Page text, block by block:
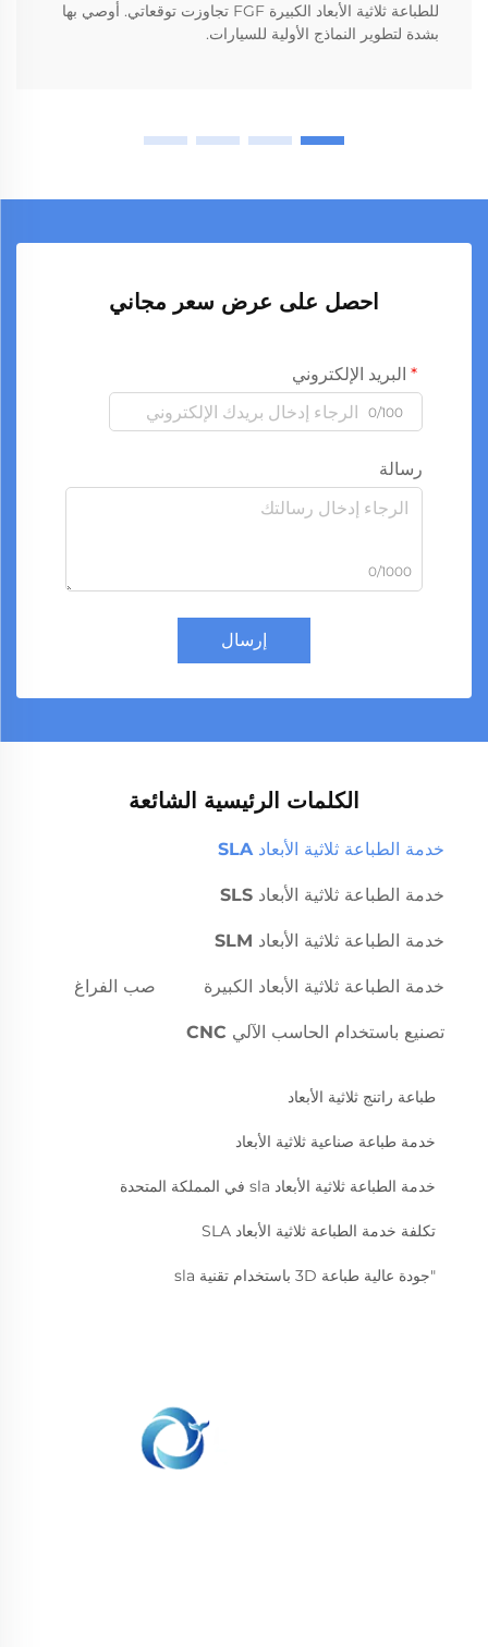
للطباعة ثلاثية الأبعاد الكبيرة FGF تجاوزت توقعاتي. أوصي بها
بشدة لتطوير النماذج الأولية للسيارات.
احصل على عرض سعر مجاني
البريد الإلكتروني
0/100
رسالة
0/1000
إرسال
الكلمات الرئيسية الشائعة
خدمة الطباعة ثلاثية الأبعاد SLA
خدمة الطباعة ثلاثية الأبعاد SLS
خدمة الطباعة ثلاثية الأبعاد SLM
خدمة الطباعة ثلاثية الأبعاد الكبيرة صب الفراغ
تصنيع باستخدام الحاسب الآلي CNC
طباعة راتنج ثلاثية الأبعاد
خدمة طباعة صناعية ثلاثية الأبعاد
خدمة الطباعة ثلاثية الأبعاد sla في المملكة المتحدة
تكلفة خدمة الطباعة ثلاثية الأبعاد SLA
"جودة عالية طباعة 3D باستخدام تقنية sla